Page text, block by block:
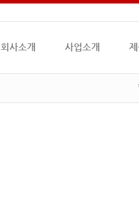
회사소개 사업소개